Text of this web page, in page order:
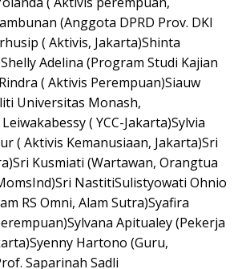
(Anggota DPRD Prov. DKI
( Aktivis, Jakarta)Shinta
Adelina (Program Studi Kajian
( Aktivis Perempuan)Siauw
Universitas Monash,
( YCC-Jakarta)Sylvia
( Aktivis Kemanusiaan, Jakarta)Sri
Kusmiati (Wartawan, Orangtua
NastitiSulistyowati Ohnio
RS Omni, Alam Sutra)Syafira
Apitualey (Pekerja
Hartono (Guru,
Saparinah Sadli